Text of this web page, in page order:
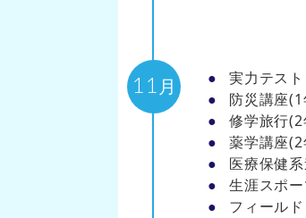
11 月
実力テスト
防災講座(1
修学旅行(2
薬学講座(2
医療保健系
生涯スポ
フィール